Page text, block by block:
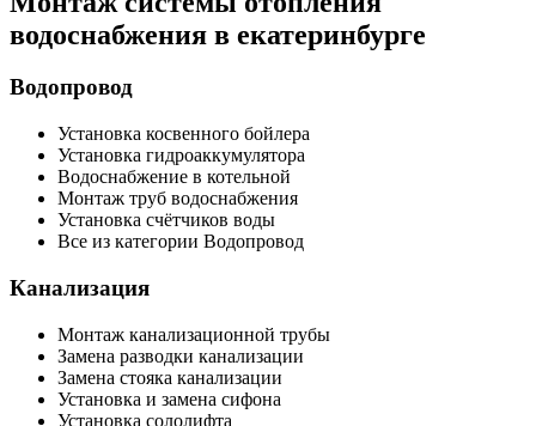
водоснабжения в екатеринбурге
Водопровод
Установка косвенного бойлера
Установка гидроаккумулятора
Водоснабжение в котельной
Монтаж труб водоснабжения
Установка счётчиков воды
Все из категории Водопровод
Канализация
Монтаж канализационной трубы
Замена разводки канализации
Замена стояка канализации
Установка и замена сифона
Установка сололифта